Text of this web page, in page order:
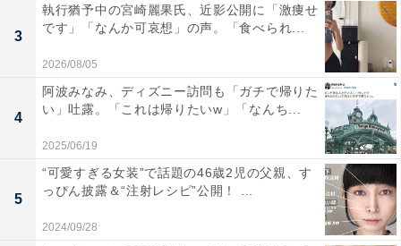
3
執行猶予中の宮崎麗果氏、近影公開に「激痩せ
です」「なんか可哀想」の声。「食べられ...
2026/08/05
4
阿波みなみ、ディズニー訪問も「ガチで帰りた
い」吐露。「これは帰りたいw」「なんち...
2025/06/19
5
“可愛すぎる女装”で話題の46歳2児の父親、す
っぴん披露＆“注射レシピ”公開！ ...
2024/09/28